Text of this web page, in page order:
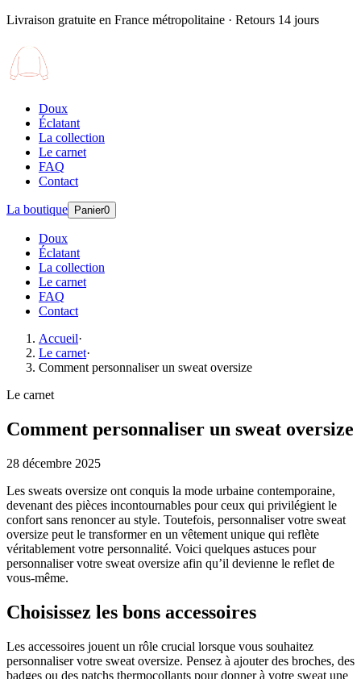
Livraison gratuite en France métropolitaine · Retours 14 jours
Doux
Éclatant
La collection
Le carnet
FAQ
Contact
La boutique Panier0
Doux
Éclatant
La collection
Le carnet
FAQ
Contact
Accueil·
Le carnet·
Comment personnaliser un sweat oversize
Le carnet
Comment personnaliser un sweat oversize
28 décembre 2025
Les sweats oversize ont conquis la mode urbaine contemporaine,
devenant des pièces incontournables pour ceux qui privilégient le
confort sans renoncer au style. Toutefois, personnaliser votre sweat
oversize peut le transformer en un vêtement unique qui reflète
véritablement votre personnalité. Voici quelques astuces pour
personnaliser votre sweat oversize afin qu’il devienne le reflet de
vous-même.
Choisissez les bons accessoires
Les accessoires jouent un rôle crucial lorsque vous souhaitez
personnaliser votre sweat oversize. Pensez à ajouter des broches, des
badges ou des patchs thermocollants pour donner à votre sweat une